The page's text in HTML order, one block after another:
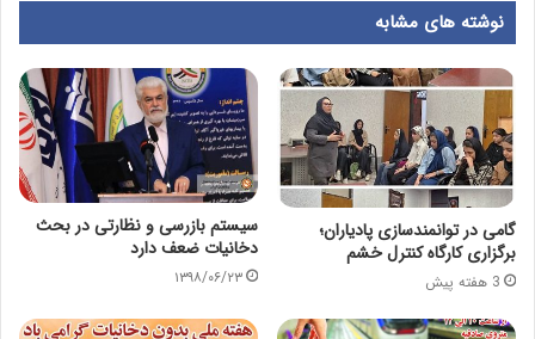
نوشته های مشابه
گامی در توانمندسازی پادیاران؛
برگزاری کارگاه کنترل خشم
3 هفته پیش
سیستم بازرسی و نظارتی در بحث
دخانیات ضعف دارد
۱۳۹۸/۰۶/۲۳